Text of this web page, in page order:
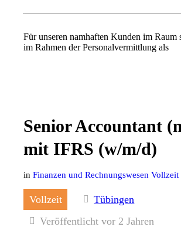
Für unseren namhaften Kunden im Raum
im Rahmen der Personalvermittlung als
Senior Accountant
mit IFRS (w/m/d)
inFinanzen und Rechnungswesen Vollzeit
Vollzeit
Tübingen
Veröffentlicht vor 2 Jahren